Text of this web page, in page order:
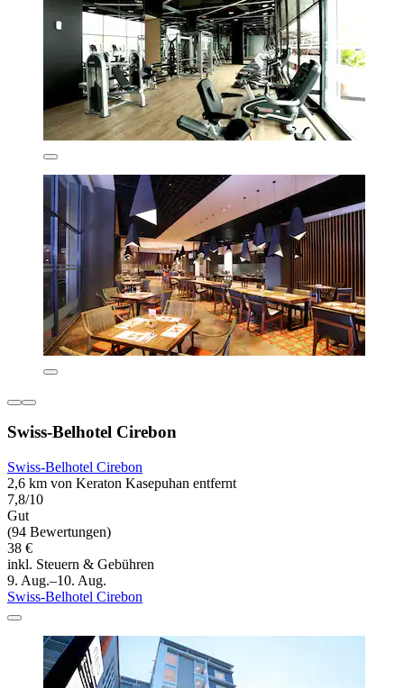
Swiss-Belhotel Cirebon
Swiss-Belhotel Cirebon
2,6 km von Keraton Kasepuhan entfernt
7,8/10
Gut
(94 Bewertungen)
38 €
inkl. Steuern & Gebühren
9. Aug.–10. Aug.
Swiss-Belhotel Cirebon